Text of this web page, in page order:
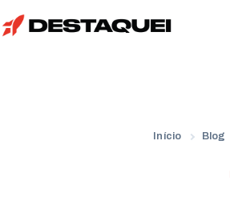
Início Blog